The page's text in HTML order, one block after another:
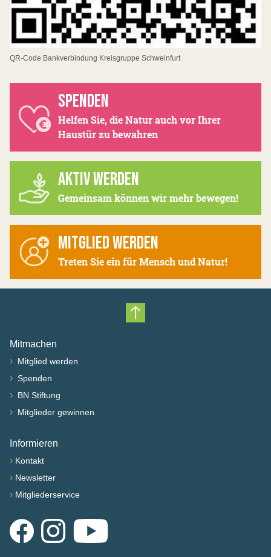
QR-Code Bankverbindung Kreisgruppe Schweinfurt
SPENDEN
Helfen Sie, die Natur auch vor Ihrer
Haustür zu bewahren
AKTIV WERDEN
Gemeinsam können wir mehr bewegen!
MITGLIED WERDEN
Treten Sie ein für Mensch und Natur!
Nach oben scrollen
Mitmachen
› Mitglied werden
› Spenden
› BN Stiftung
› Mitglieder gewinnen
Informieren
› Kontakt
› Newsletter
› Mitgliederservice
FacebookInstagramYouTube